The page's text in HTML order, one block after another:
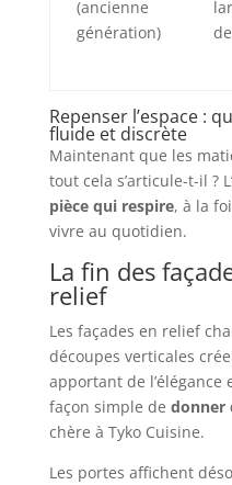
(ancienne
génération)
Repenser l’espace :
fluide et discrète
Maintenant que les
tout cela s’articule-t-il ?
pièce qui respire, à la
vivre au quotidien.
La fin des
relief
Les façades en relief
découpes verticales
apportant de l’élégance
façon simple de donner
chère à Tyko Cuisine.
Les portes affichent